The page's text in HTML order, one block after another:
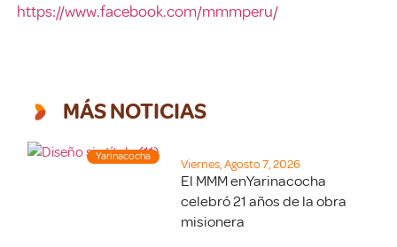
https://www.facebook.com/mmmperu/
MÁS NOTICIAS
Yarinacocha
Viernes, Agosto 7, 2026
El MMM enYarinacocha
celebró 21 años de la obra
misionera